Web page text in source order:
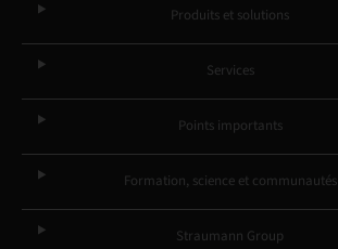
Produits et solutions
Services
Points importants
Formation, science et communautés
Straumann Group